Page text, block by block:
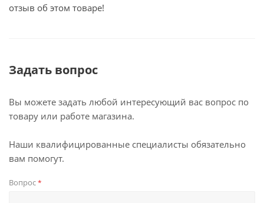
отзыв об этом товаре!
Задать вопрос
Вы можете задать любой интересующий вас вопрос по
товару или работе магазина.
Наши квалифицированные специалисты обязательно
вам помогут.
Вопрос*